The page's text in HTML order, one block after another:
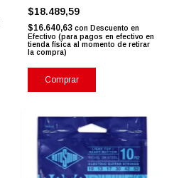
$18.489,59
$16.640,63 con Descuento en
Efectivo (para pagos en efectivo en
tienda física al momento de retirar
la compra)
Comprar